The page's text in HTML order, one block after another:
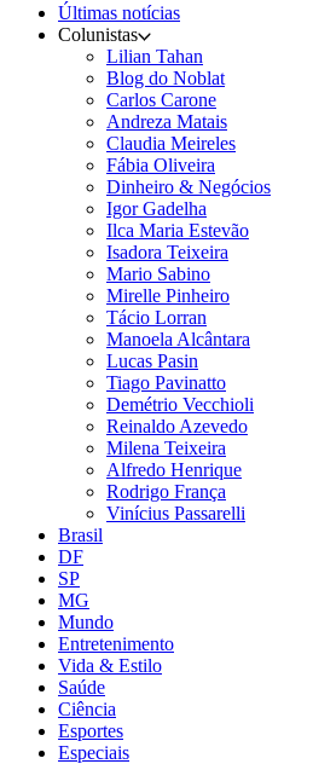
Últimas notícias
Colunistas
Lilian Tahan
Blog do Noblat
Carlos Carone
Andreza Matais
Claudia Meireles
Fábia Oliveira
Dinheiro & Negócios
Igor Gadelha
Ilca Maria Estevão
Isadora Teixeira
Mario Sabino
Mirelle Pinheiro
Tácio Lorran
Manoela Alcântara
Lucas Pasin
Tiago Pavinatto
Demétrio Vecchioli
Reinaldo Azevedo
Milena Teixeira
Alfredo Henrique
Rodrigo França
Vinícius Passarelli
Brasil
DF
SP
MG
Mundo
Entretenimento
Vida & Estilo
Saúde
Ciência
Esportes
Especiais